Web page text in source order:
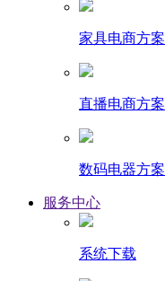
家具电商方案
直播电商方案
数码电器方案
服务中心
系统下载